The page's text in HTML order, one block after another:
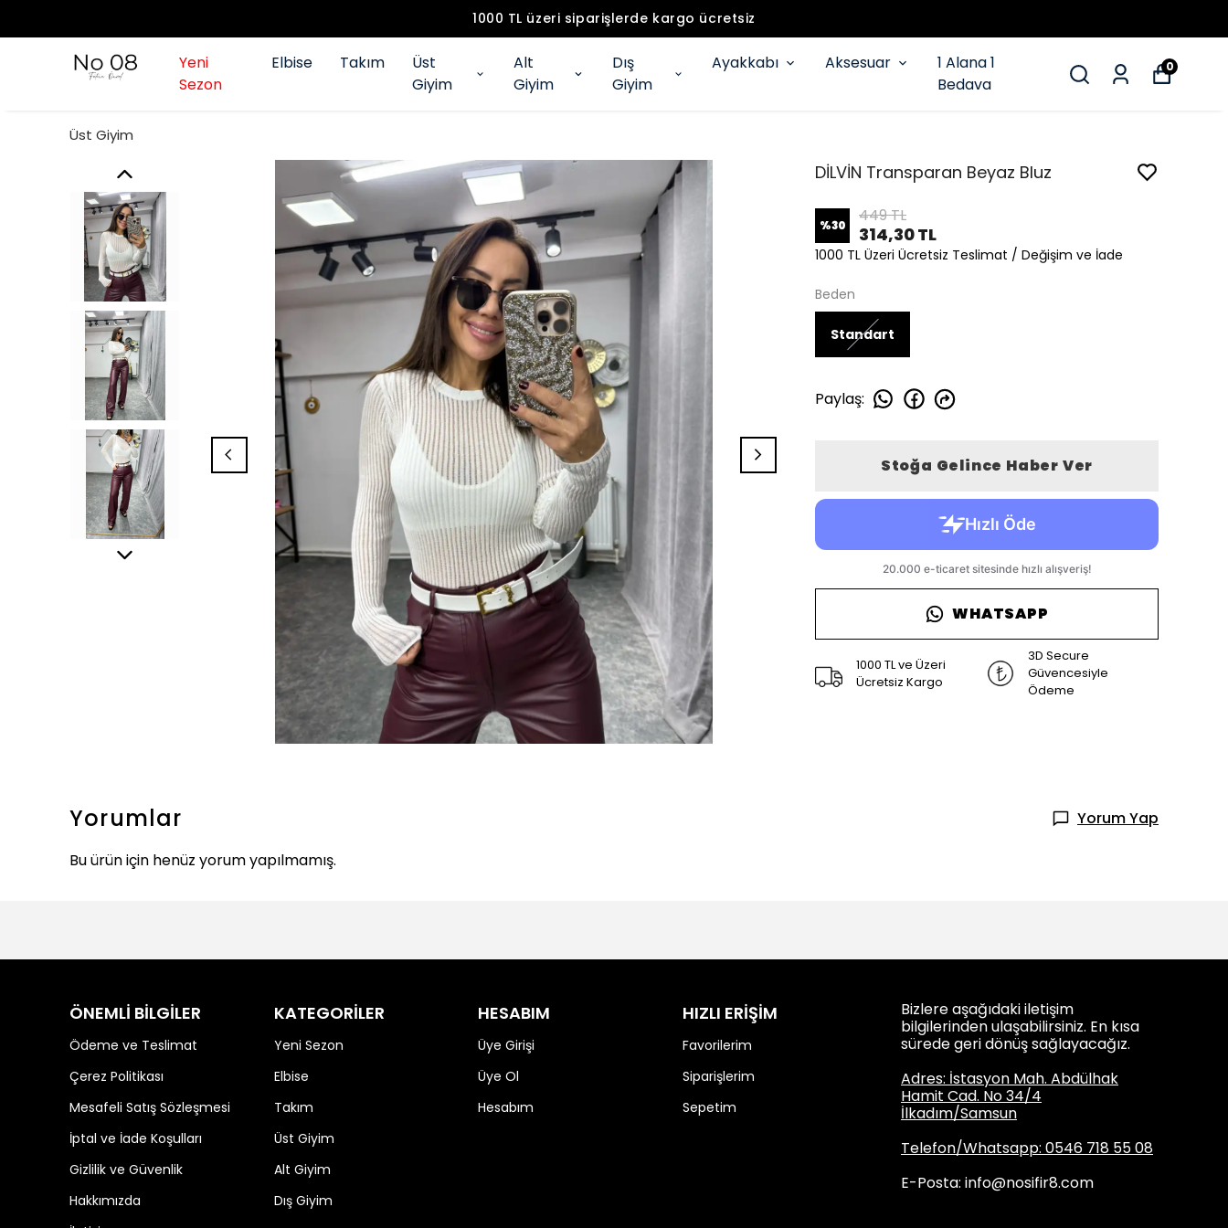
1000 TL üzeri siparişlerde kargo ücretsiz
Yeni
Sezon
Elbise Takım
Üst
Giyim
Alt
Giyim
Dış
Giyim
Ayakkabı Aksesuar
1 Alana 1
Bedava
0
Üst Giyim
DİLVİN Transparan Beyaz Bluz
%30 449 TL
314,30 TL
1000 TL Üzeri Ücretsiz Teslimat / Değişim ve İade
Beden
Standart
Paylaş:
Stoğa Gelince Haber Ver
WHATSAPP
1000 TL ve Üzeri
Ücretsiz Kargo
3D Secure
Güvencesiyle
Ödeme
Yorumlar
Yorum Yap
Bu ürün için henüz yorum yapılmamış.
ÖNEMLİ BİLGİLER
Ödeme ve Teslimat
Çerez Politikası
Mesafeli Satış Sözleşmesi
İptal ve İade Koşulları
Gizlilik ve Güvenlik
Hakkımızda
KATEGORİLER
Yeni Sezon
Elbise
Takım
Üst Giyim
Alt Giyim
Dış Giyim
HESABIM
Üye Girişi
Üye Ol
Hesabım
HIZLI ERİŞİM
Favorilerim
Siparişlerim
Sepetim
Bizlere aşağıdaki iletişim
bilgilerinden ulaşabilirsiniz. En kısa
sürede geri dönüş sağlayacağız.
Adres: İstasyon Mah. Abdülhak
Hamit Cad. No 34/4
İlkadım/Samsun
Telefon/Whatsapp: 0546 718 55 08
E-Posta: info@nosifir8.com